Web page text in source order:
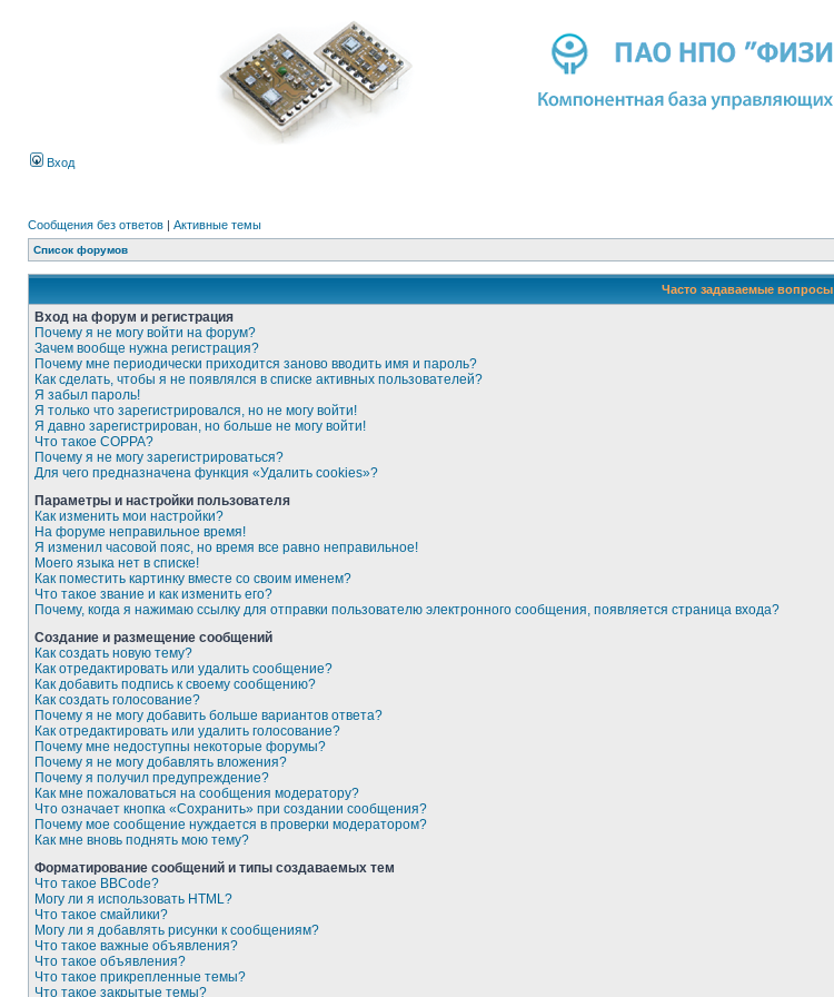
Вход
Сообщения без ответов | Активные темы
Список форумов
Часто задаваемые вопросы
Вход на форум и регистрация
Почему я не могу войти на форум?
Зачем вообще нужна регистрация?
Почему мне периодически приходится заново вводить имя и пароль?
Как сделать, чтобы я не появлялся в списке активных пользователей?
Я забыл пароль!
Я только что зарегистрировался, но не могу войти!
Я давно зарегистрирован, но больше не могу войти!
Что такое COPPA?
Почему я не могу зарегистрироваться?
Для чего предназначена функция «Удалить cookies»?
Параметры и настройки пользователя
Как изменить мои настройки?
На форуме неправильное время!
Я изменил часовой пояс, но время все равно неправильное!
Моего языка нет в списке!
Как поместить картинку вместе со своим именем?
Что такое звание и как изменить его?
Почему, когда я нажимаю ссылку для отправки пользователю электронного сообщения, появляется страница входа?
Создание и размещение сообщений
Как создать новую тему?
Как отредактировать или удалить сообщение?
Как добавить подпись к своему сообщению?
Как создать голосование?
Почему я не могу добавить больше вариантов ответа?
Как отредактировать или удалить голосование?
Почему мне недоступны некоторые форумы?
Почему я не могу добавлять вложения?
Почему я получил предупреждение?
Как мне пожаловаться на сообщения модератору?
Что означает кнопка «Сохранить» при создании сообщения?
Почему мое сообщение нуждается в проверки модератором?
Как мне вновь поднять мою тему?
Форматирование сообщений и типы создаваемых тем
Что такое BBCode?
Могу ли я использовать HTML?
Что такое смайлики?
Могу ли я добавлять рисунки к сообщениям?
Что такое важные объявления?
Что такое объявления?
Что такое прикрепленные темы?
Что такое закрытые темы?